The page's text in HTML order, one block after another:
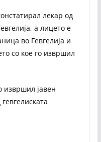
лекар од
а лицето е
во Гевгелија и
со кое го извршил
извршил јавен